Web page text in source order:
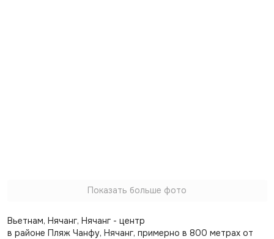
Показать больше фото
Вьетнам, Нячанг, Нячанг - центр
в районе Пляж Чанфу, Нячанг, примерно в 800 метрах от